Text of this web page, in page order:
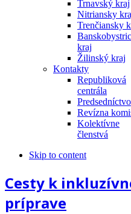
Trnavský kraj
Nitriansky
Trenčiansky
kraj
Žilinský kraj
Kontakty
Republiková
centrála
Predsedníctvo
Revízna
Kolektívne
členstvá
Skip to content
Cesty k
príprave